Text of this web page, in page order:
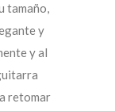
tamaño,
y
y al
retomar